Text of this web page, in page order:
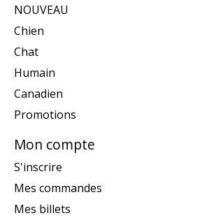
NOUVEAU
Chien
Chat
Humain
Canadien
Promotions
Mon compte
S'inscrire
Mes commandes
Mes billets